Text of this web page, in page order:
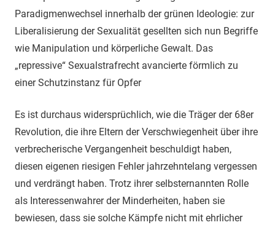
Paradigmenwechsel innerhalb der grünen Ideologie: zur
Liberalisierung der Sexualität gesellten sich nun Begriffe
wie Manipulation und körperliche Gewalt. Das
„repressive“ Sexualstrafrecht avancierte förmlich zu
einer Schutzinstanz für Opfer
Es ist durchaus widersprüchlich, wie die Träger der 68er
Revolution, die ihre Eltern der Verschwiegenheit über ihre
verbrecherische Vergangenheit beschuldigt haben,
diesen eigenen riesigen Fehler jahrzehntelang vergessen
und verdrängt haben. Trotz ihrer selbsternannten Rolle
als Interessenwahrer der Minderheiten, haben sie
bewiesen, dass sie solche Kämpfe nicht mit ehrlicher